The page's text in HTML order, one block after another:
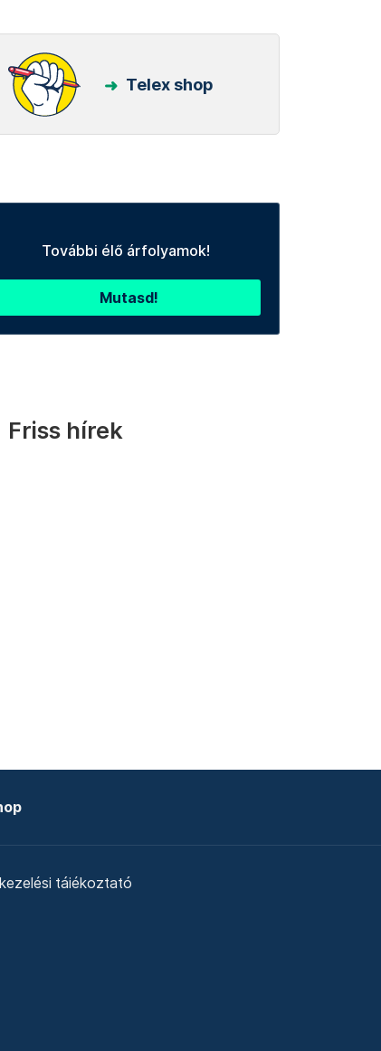
Telex shop
További élő árfolyamok!
Mutasd!
Friss hírek
tájékoztató